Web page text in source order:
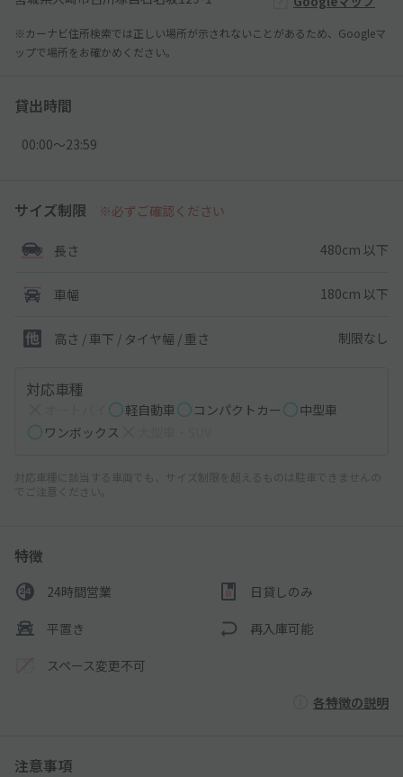
※カーナビ住所検索では正しい場所が示されないことがあるため、Googleマ
ップで場所をお確かめください。
貸出時間
00:00〜23:59
サイズ制限 ※必ずご確認ください
長さ 480cm 以下
車幅 180cm 以下
高さ / 車下 / タイヤ幅 / 重さ 制限なし
対応車種
軽自動車 コンパクトカー
中型車
ワンボックス
対応車種に該当する車両でも、サイズ制限を超えるものは駐車できませんの
でご注意ください。
特徴
24時間営業 日貸しのみ
平置き 再入庫可能
スペース変更不可
各特徴の説明
注意事項